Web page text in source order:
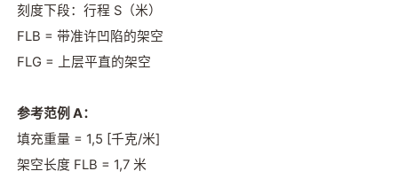
刻度下段：行程 S（米）
FLB = 带准许凹陷的架空
FLG = 上层平直的架空
参考范例 A：
填充重量 = 1,5 [千克/米]
架空长度 FLB = 1,7 米